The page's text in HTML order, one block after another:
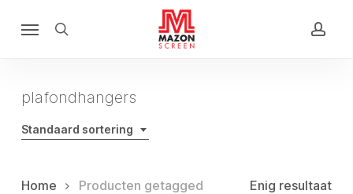
search
plafondhangers
Standaard sortering
Enig resultaat
Home
Producten getagged